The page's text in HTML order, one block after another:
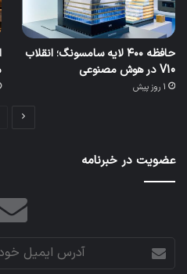
حافظه ۴۰۰ لایه سامسونگ؛ انقلاب
V10 در هوش مصنوعی
1 روز پیش
عضویت در خبرنامه
آدرس
ایمیل